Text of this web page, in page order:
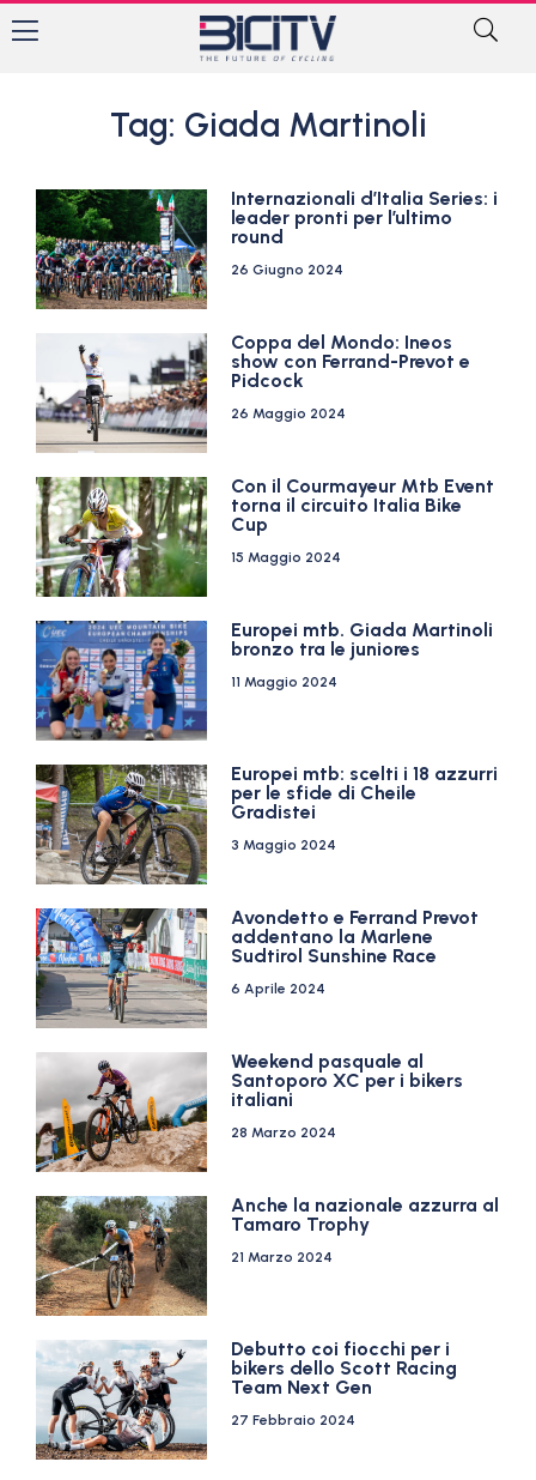
Tag: Giada Martinoli
Internazionali d’Italia Series: i
leader pronti per l’ultimo
round
26 Giugno 2024
Coppa del Mondo: Ineos
show con Ferrand-Prevot e
Pidcock
26 Maggio 2024
Con il Courmayeur Mtb Event
torna il circuito Italia Bike
Cup
15 Maggio 2024
Europei mtb. Giada Martinoli
bronzo tra le juniores
11 Maggio 2024
Europei mtb: scelti i 18 azzurri
per le sfide di Cheile
Gradistei
3 Maggio 2024
Avondetto e Ferrand Prevot
addentano la Marlene
Sudtirol Sunshine Race
6 Aprile 2024
Weekend pasquale al
Santoporo XC per i bikers
italiani
28 Marzo 2024
Anche la nazionale azzurra al
Tamaro Trophy
21 Marzo 2024
Debutto coi fiocchi per i
bikers dello Scott Racing
Team Next Gen
27 Febbraio 2024